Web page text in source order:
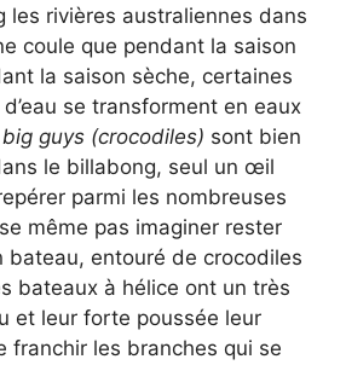
les rivières australiennes dans
coule que pendant la saison
la saison sèche, certaines
se transforment en eaux
big guys (crocodiles) sont bien
le billabong, seul un œil
parmi les nombreuses
même pas imaginer rester
bateau, entouré de crocodiles
bateaux à hélice ont un très
et leur forte poussée leur
franchir les branches qui se